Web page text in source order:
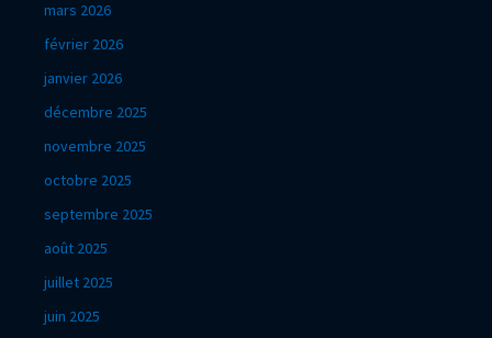
mars 2026
février 2026
janvier 2026
décembre 2025
novembre 2025
octobre 2025
septembre 2025
août 2025
juillet 2025
juin 2025